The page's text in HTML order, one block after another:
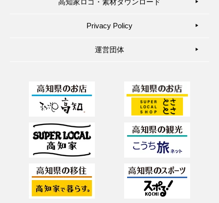
高知家ロゴ・素材ダウンロード ▶︎
Privacy Policy ▶︎
運営団体 ▶︎